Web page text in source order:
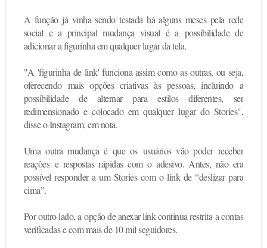
A função já vinha sendo testada há alguns meses pela rede
social e a principal mudança visual é a possibilidade de
adicionar a figurinha em qualquer lugar da tela.
"A 'figurinha de link' funciona assim como as outras, ou seja,
oferecendo mais opções criativas às pessoas, incluindo a
possibilidade de alternar para estilos diferentes, ser
redimensionado e colocado em qualquer lugar do Stories",
disse o Instagram, em nota.
Uma outra mudança é que os usuários vão poder receber
reações e respostas rápidas com o adesivo. Antes, não era
possível responder a um Stories com o link de “deslizar para
cima”.
Por outro lado, a opção de anexar link continua restrita a contas
verificadas e com mais de 10 mil seguidores.